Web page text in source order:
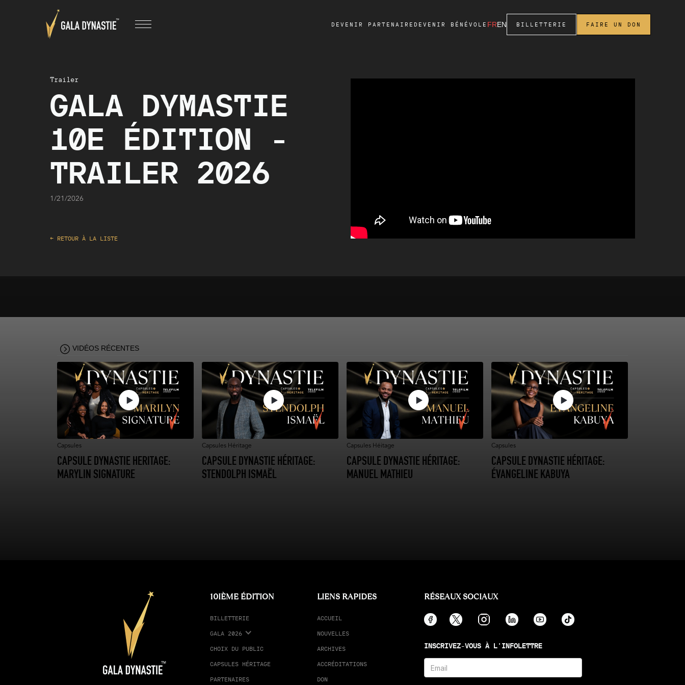
DEVENIR PARTENAIRE DEVENIR BÉNÉVOLE FREN BILLETTERIE FAIRE UN DON
Trailer
GALA DYMASTIE
10E ÉDITION -
TRAILER 2026
1/21/2026
← RETOUR À LA LISTE
VIDÉOS RÉCENTES
Capsules
CAPSULE DYNASTIE HERITAGE:
MARYLIN SIGNATURE
Capsules Héritage
CAPSULE DYNASTIE HÉRITAGE:
STENDOLPH ISMAËL
Capsules Héitage
CAPSULE DYNASTIE HÉRITAGE:
MANUEL MATHIEU
Capsules
CAPSULE DYNASTIE HÉRITAGE:
ÉVANGELINE KABUYA
10IÈME ÉDITION
BILLETTERIE
GALA 2026
CHOIX DU PUBLIC
CAPSULES HÉRITAGE
PARTENAIRES
LIENS RAPIDES
ACCUEIL
NOUVELLES
ARCHIVES
ACCRÉDITATIONS
DON
RÉSEAUX SOCIAUX
INSCRIVEZ-VOUS À L'INFOLETTRE